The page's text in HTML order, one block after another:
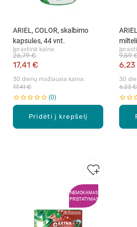
Pridėti į krepšelį
ARIEL, COLOR, skalbimo
kapsulės, 44 vnt.
Įprastinė kaina
17,41 €
26,79 €
30 dienų mažiausia kaina:
17,41 €
0
9,59
30
6,23 €
NEMOKAMAS
PRISTATYMAS